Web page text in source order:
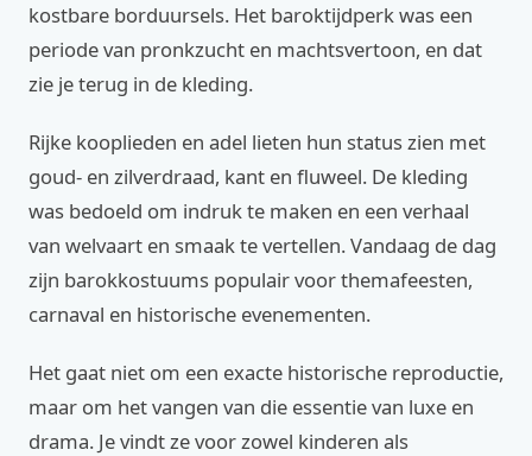
kostbare borduursels. Het baroktijdperk was een
periode van pronkzucht en machtsvertoon, en dat
zie je terug in de kleding.
Rijke kooplieden en adel lieten hun status zien met
goud- en zilverdraad, kant en fluweel. De kleding
was bedoeld om indruk te maken en een verhaal
van welvaart en smaak te vertellen. Vandaag de dag
zijn barokkostuums populair voor themafeesten,
carnaval en historische evenementen.
Het gaat niet om een exacte historische reproductie,
maar om het vangen van die essentie van luxe en
drama. Je vindt ze voor zowel kinderen als